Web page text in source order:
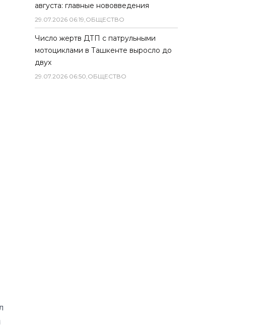
августа: главные нововведения
29.07.2026 06:19,ОБЩЕСТВО
Число жертв ДТП с патрульными
мотоциклами в Ташкенте выросло до
двух
29.07.2026 06:50,ОБЩЕСТВО